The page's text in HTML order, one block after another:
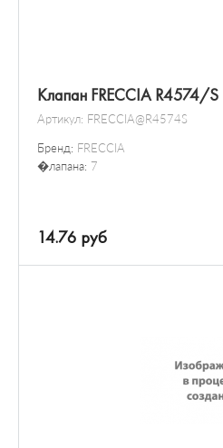
Клапан FRECCIA R4574/S
Артикул: FRECCIA@R4574S
Бренд: FRECCIA
�лапана: 7
14.76 руб